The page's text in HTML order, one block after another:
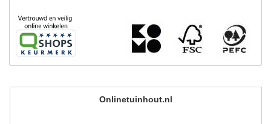
Onlinetuinhout.nl